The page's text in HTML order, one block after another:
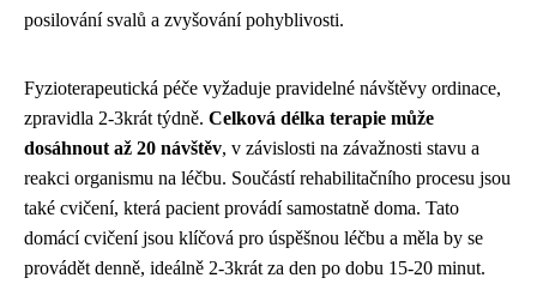
posilování svalů a zvyšování pohyblivosti.
Fyzioterapeutická péče vyžaduje pravidelné návštěvy ordinace,
zpravidla 2-3krát týdně. Celková délka terapie může
dosáhnout až 20 návštěv, v závislosti na závažnosti stavu a
reakci organismu na léčbu. Součástí rehabilitačního procesu jsou
také cvičení, která pacient provádí samostatně doma. Tato
domácí cvičení jsou klíčová pro úspěšnou léčbu a měla by se
provádět denně, ideálně 2-3krát za den po dobu 15-20 minut.